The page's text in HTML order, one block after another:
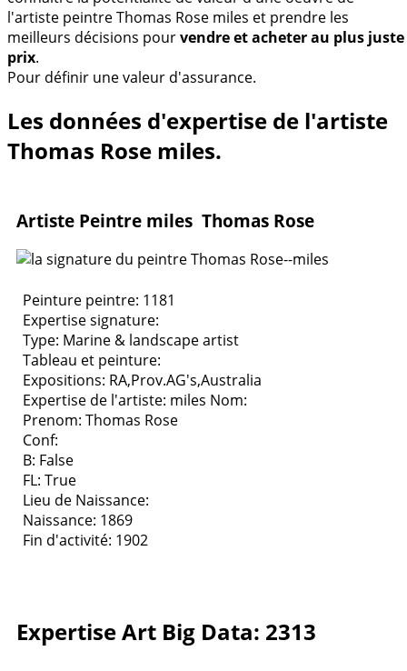
l'artiste peintre Thomas Rose miles et prendre les
meilleurs décisions pourvendre et acheter au plus juste
prix.
Pour définir une valeur d'assurance.
Les données d'expertise de l'artiste
Thomas Rose miles.
Artiste Peintre miles Thomas Rose
Peinture peintre: 1181
Expertise signature:
Type: Marine & landscape artist
Tableau et peinture:
Expositions: RA,Prov.AG's,Australia
Expertise de l'artiste: miles Nom:
Prenom: Thomas Rose
Conf:
B: False
FL: True
Lieu de Naissance:
Naissance: 1869
Fin d'activité: 1902
Expertise Art Big Data: 2313